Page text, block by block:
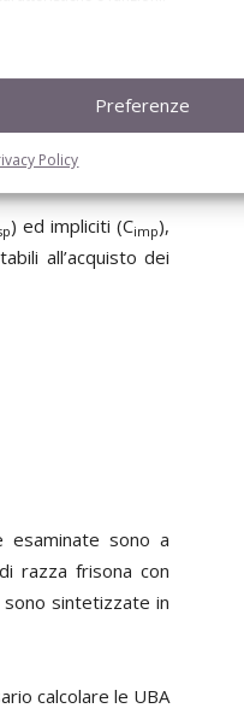
Preferenze
Policy
sfruttato per
lombarde. I dati
incrociati con
patologie, con
manzette e/o
) ed impliciti (Cimp),
all’acquisto dei
esaminate sono a
razza frisona con
sintetizzate in
calcolare le UBA